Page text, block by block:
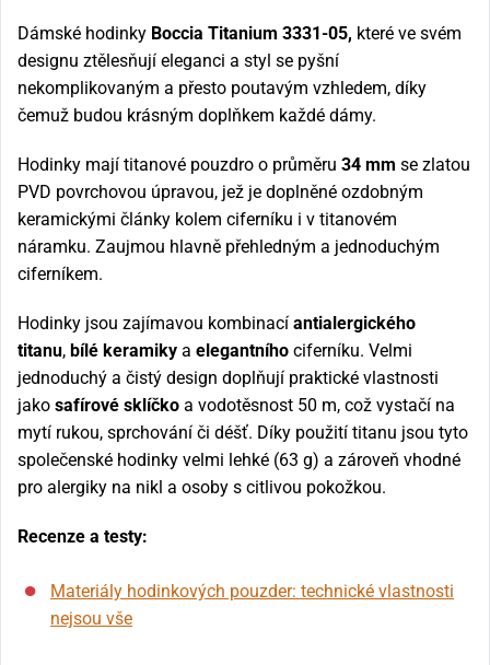
Dámské hodinky Boccia Titanium 3331-05, které ve svém
designu ztělesňují eleganci a styl se pyšní
nekomplikovaným a přesto poutavým vzhledem, díky
čemuž budou krásným doplňkem každé dámy.
Hodinky mají titanové pouzdro o průměru 34 mm se zlatou
PVD povrchovou úpravou, jež je doplněné ozdobným
keramickými články kolem ciferníku i v titanovém
náramku. Zaujmou hlavně přehledným a jednoduchým
ciferníkem.
Hodinky jsou zajímavou kombinací antialergického
titanu, bílé keramiky a elegantního ciferníku. Velmi
jednoduchý a čistý design doplňují praktické vlastnosti
jako safírové sklíčko a vodotěsnost 50 m, což vystačí na
mytí rukou, sprchování či déšť. Díky použití titanu jsou tyto
společenské hodinky velmi lehké (63 g) a zároveň vhodné
pro alergiky na nikl a osoby s citlivou pokožkou.
Recenze a testy:
Materiály hodinkových pouzder: technické vlastnosti
nejsou vše